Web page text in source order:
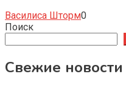
Василиса Шторм0
Поиск
Свежие новости